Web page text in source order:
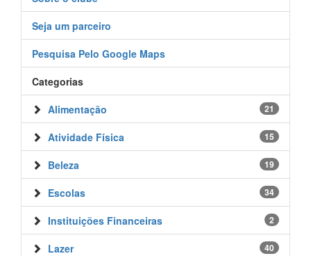
Seja um parceiro
Pesquisa Pelo Google Maps
Categorias
21
Alimentação
15
Atividade Física
19
Beleza
34
Escolas
2
Instituições Financeiras
40
Lazer